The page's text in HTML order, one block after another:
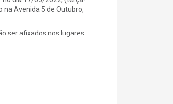
na Avenida 5 de Outubro,
ser afixados nos lugares